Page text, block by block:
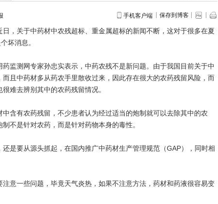
手机客户端 保存到博客
关于中药材中农残超标、重金属超标的新闻不断，这对于很多在夏
坏消息。
测网专家孙忠实表示，中药农残不是新问题。由于我国目前关于中
且中药材多从药农手里散收过来，因此存在很大的农药残留风险，而
难去辨别其中的农药残留情况。
有农药残留，不少患者认为经过适当的炮制就可以去除其中的农
不是针对农药，而是针对药物本身的毒性。
要从源头抓起，在国内推广中药材生产管理规范（GAP），同时相
一些问题，毕竟天气炎热，如果不注意方法，药材和药液很容易变